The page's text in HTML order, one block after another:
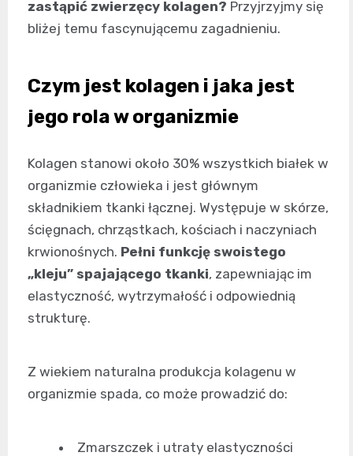
zastąpić zwierzęcy kolagen? Przyjrzyjmy się
bliżej temu fascynującemu zagadnieniu.
Czym jest kolagen i jaka jest
jego rola w organizmie
Kolagen stanowi około 30% wszystkich białek w
organizmie człowieka i jest głównym
składnikiem tkanki łącznej. Występuje w skórze,
ścięgnach, chrząstkach, kościach i naczyniach
krwionośnych. Pełni funkcję swoistego
„kleju” spajającego tkanki, zapewniając im
elastyczność, wytrzymałość i odpowiednią
strukturę.
Z wiekiem naturalna produkcja kolagenu w
organizmie spada, co może prowadzić do:
Zmarszczek i utraty elastyczności